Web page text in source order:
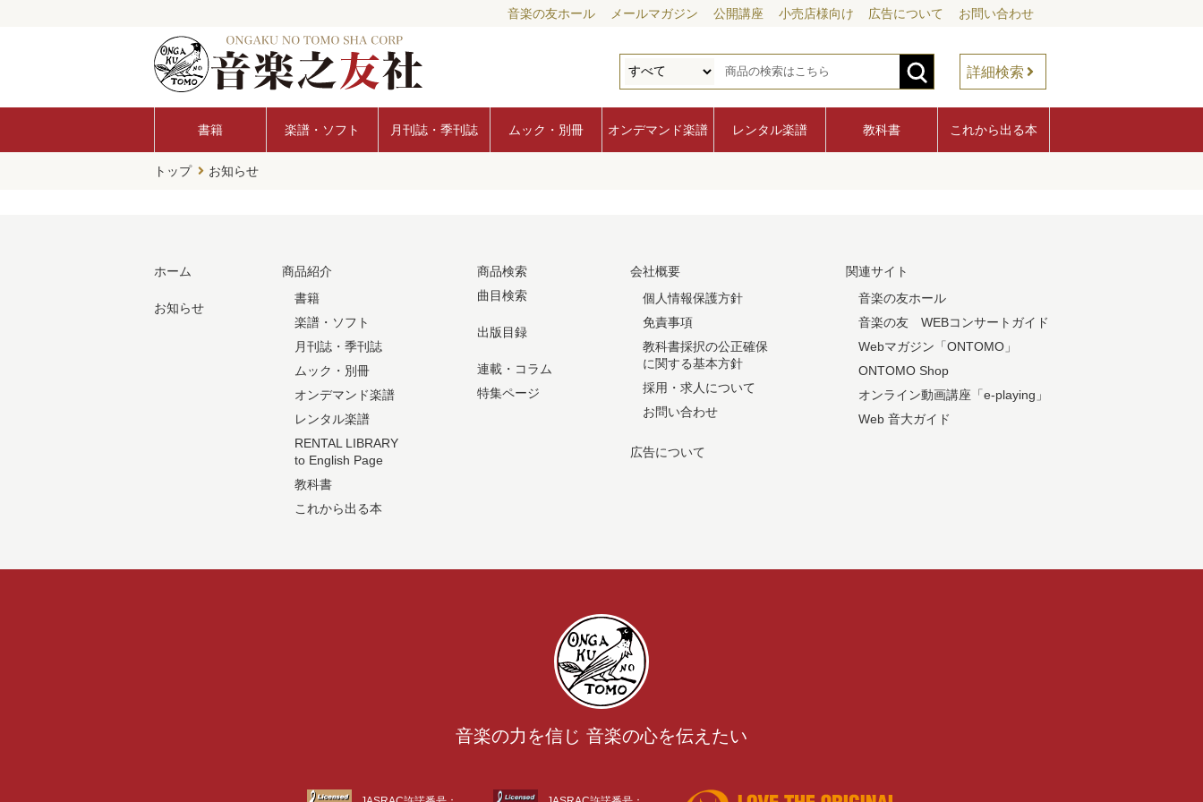
音楽の友ホール メールマガジン 公開講座 小売店様向け 広告について お問い合わせ
詳細検索
書籍 楽譜・ソフト 月刊誌・季刊誌 ムック・別冊 オンデマンド楽譜 レンタル楽譜 教科書 これから出る本
トップ お知らせ
ホーム
お知らせ
商品紹介
書籍
楽譜・ソフト
月刊誌・季刊誌
ムック・別冊
オンデマンド楽譜
レンタル楽譜
RENTAL LIBRARY
to English Page
教科書
これから出る本
商品検索
曲目検索
出版目録
連載・コラム
特集ページ
会社概要
個人情報保護方針
免責事項
教科書採択の公正確保
に関する基本方針
採用・求人について
お問い合わせ
広告について
関連サイト
音楽の友ホール
音楽の友 WEBコンサートガイド
Webマガジン「ONTOMO」
ONTOMO Shop
オンライン動画講座「e-playing」
Web 音大ガイド
音楽の力を信じ 音楽の心を伝えたい